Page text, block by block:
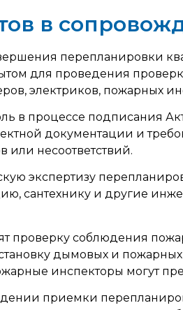
в
перепланировки
для проведения
электриков, пожарных
в процессе подписания
документации и
или несоответствий.
экспертизу
сантехнику и другие
проверку соблюдения
дымовых и пожарных
инспекторы могут
приемки